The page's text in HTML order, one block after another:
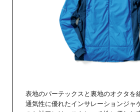
表地のパーテックスと裏地のオクタを
通気性に優れたインサレーションジャ